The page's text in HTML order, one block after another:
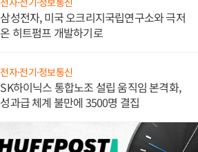
삼성전자, 미국 오크리지국립연구소와 극저
온 히트펌프 개발하기로
전자·전기·정보통신
SK하이닉스 통합노조 설립 움직임 본격화,
성과급 체계 불만에 3500명 결집